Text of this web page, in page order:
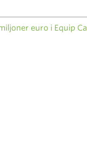
euro i Equip Ca